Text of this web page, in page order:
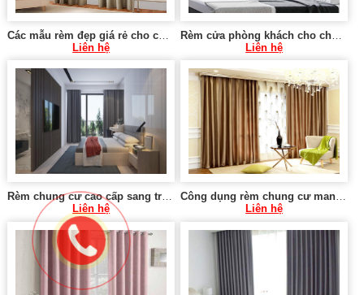
Các mẫu rèm đẹp giá rẻ cho chung cư tại Hà Nội 0975 765 295 SK579
Liên hệ
Rèm cửa phòng khách cho chung cư tại Hà Nội 0975 765 295 SK581
Liên hệ
Rèm chung cư cao cấp sang trọng tại Hà Nội 0975 765 295 KT580
Liên hệ
Công dụng rèm chung cư mang lại 0975 765 295 MT021
Liên hệ